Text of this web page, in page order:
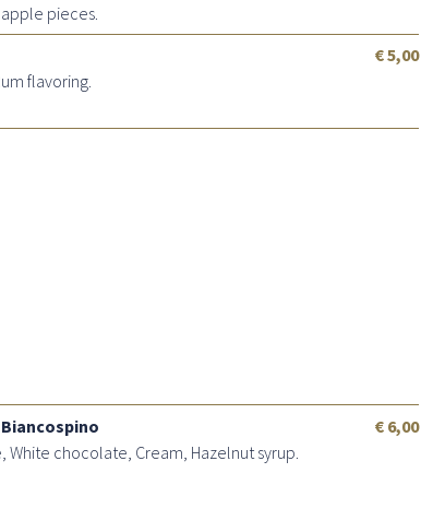
pieces.
flavoring.
€ 5,00
White chocolate, Cream, Hazelnut syrup.
€ 6,00